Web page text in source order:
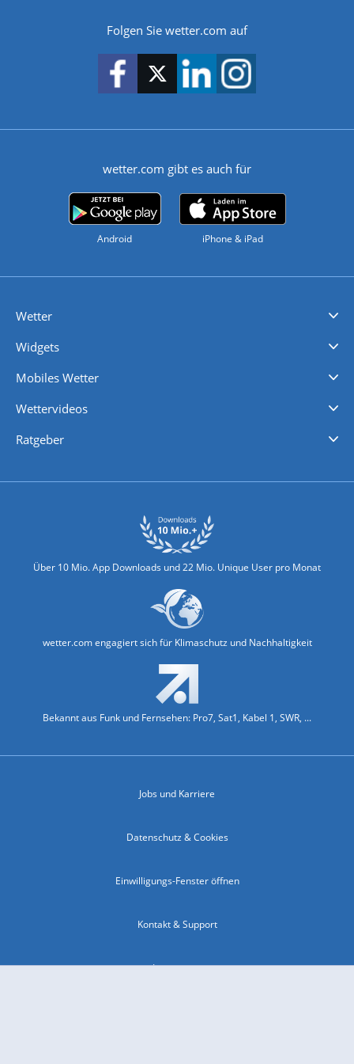
Folgen Sie wetter.com auf
wetter.com gibt es auch für
Android iPhone & iPad
Wetter
Widgets
Mobiles Wetter
Wettervideos
Ratgeber
Über 10 Mio. App Downloads und 22 Mio. Unique User pro Monat
wetter.com engagiert sich für Klimaschutz und Nachhaltigkeit
Bekannt aus Funk und Fernsehen: Pro7, Sat1, Kabel 1, SWR, ...
Jobs und Karriere
Datenschutz & Cookies
Einwilligungs-Fenster öffnen
Kontakt & Support
Impressum